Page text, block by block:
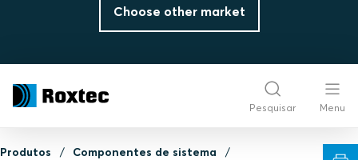
Choose other market
Pesquisar Menu
Produtos
Componentes de sistema